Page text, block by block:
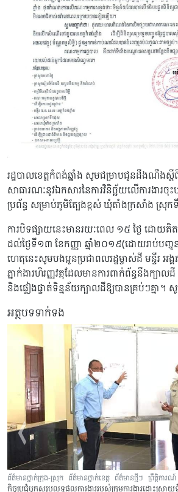
រដ្ឋបាលខេត្តកំពង់ឆ្នាំង សូមជម្រាបជូនដឹងណឹងស្តី
សាធារណៈនូវឯកសារនៃការវិនិច្ឆ័យលើការងារចុ
ប្រព័ន្ធ សម្រាប់ភូមិត្បែងខ្ពស់ ឃុំតាំងក្រសាំង ស្រុ
ការបិទផ្សាយនេះមានរយៈពេល ១៥ ថ្ងៃ ដោយគិ
ដល់ថ្ងៃទី១៣ ខែកញ្ញា ឆ្នាំ២០១៩(ដោយរាប់បញ្ចូ
ហេតុនេះសូមបងប្អូនប្រជាពលរដ្ឋម្ចាស់ដី មន្ទីរ អង្
ភ្នាក់ងារហិរញ្ញវត្ថុដែលមានការពាក់ព័ន្ធនឹងក្ប
និងផ្ទៀងផ្ទាត់ទិន្នន័យក្បាលដីឱ្យបានគ្រប់ៗគ្នា
អត្ថបទទាក់ទង
ព័ត៌មានថ្នាក់ក្រុង-ស្រុក ព័ត៌មានថ្នាក់ខេត្ត ព័ត៌មានថ្មីៗ ព្រឹត្តិការណ៍
កិច្ចប្រជុំបូកសរុបលទ្ធផលការងាររបស់ក្រុមការងារដោះស្